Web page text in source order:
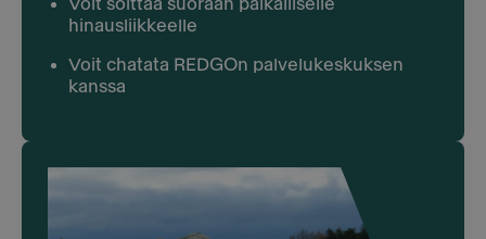
hinausliikkeelle
Voit chatata REDGOn palvelukeskuksen
kanssa